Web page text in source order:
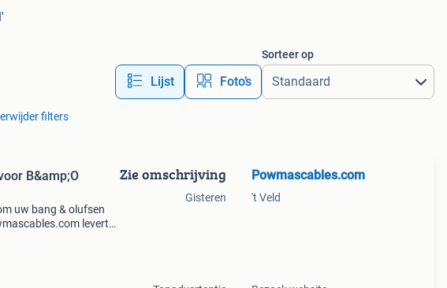
Lijst Foto’s
Sorteer op
filters
B&amp;O
uw bang & olufsen
levert
Zie omschrijving
Gisteren
Powmascables.com
't Veld